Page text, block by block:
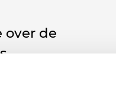
over de